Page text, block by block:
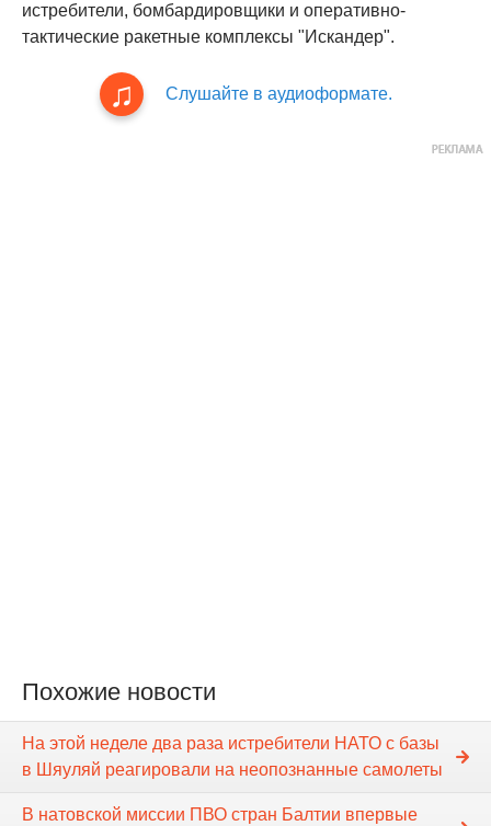
истребители, бомбардировщики и оперативно-
тактические ракетные комплексы "Искандер".
Слушайте в аудиоформате.
Похожие новости
На этой неделе два раза истребители НАТО с базы
в Шяуляй реагировали на неопознанные самолеты
В натовской миссии ПВО стран Балтии впервые